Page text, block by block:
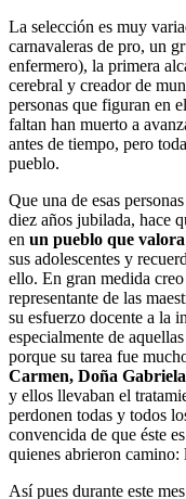
La selección es muy
carnavaleras de pro, un
enfermero), la primera
cerebral y creador de
personas que figuran en
faltan han muerto a
antes de tiempo, pero
pueblo.
Que una de esas
diez años jubilada, hace
en un pueblo que
sus adolescentes y
ello. En gran medida
representante de las
su esfuerzo docente a la
especialmente de
porque su tarea fue
Carmen, Doña
y ellos llevaban el
perdonen todas y todos
convencida de que éste es
quienes abrieron camino:
Así pues durante este